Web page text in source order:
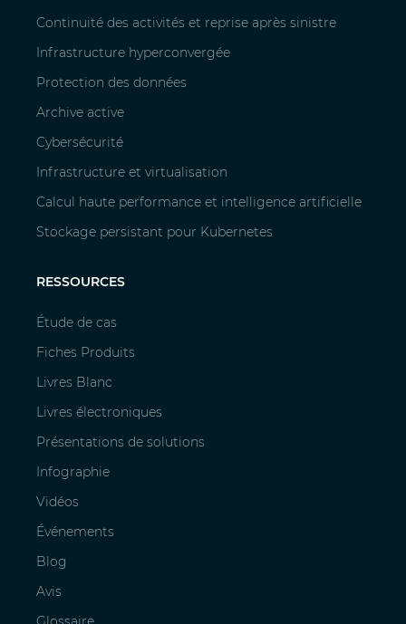
Continuité des activités et reprise après sinistre
Infrastructure hyperconvergée
Protection des données
Archive active
Cybersécurité
Infrastructure et virtualisation
Calcul haute performance et intelligence artificielle
Stockage persistant pour Kubernetes
RESSOURCES
Étude de cas
Fiches Produits
Livres Blanc
Livres électroniques
Présentations de solutions
Infographie
Vidéos
Événements
Blog
Avis